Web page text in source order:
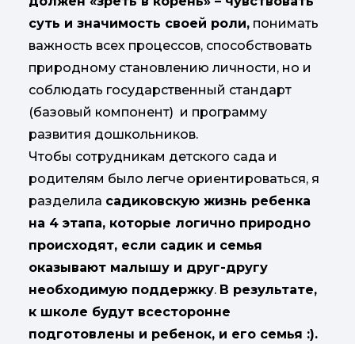
суть и значимость своей роли, понимать
важность всех процессов, способствовать
природному становлению личности, но и
соблюдать государственный стандарт
(базовый компонент) и программу
развития дошкольников.
Чтобы сотрудникам детского сада и
родителям было легче ориентироваться, я
разделила садиковскую жизнь ребенка
на 4 этапа, которые логично природно
происходят, если садик и семья
оказывают малышу и друг-другу
необходимую поддержку. В результате,
к школе будут всесторонне
подготовлены и ребенок, и его семья :).